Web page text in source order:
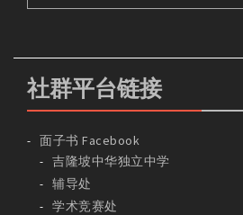
社群平台链接
面子书 Facebook
吉隆坡中华独立中学
辅导处
学术竞赛处